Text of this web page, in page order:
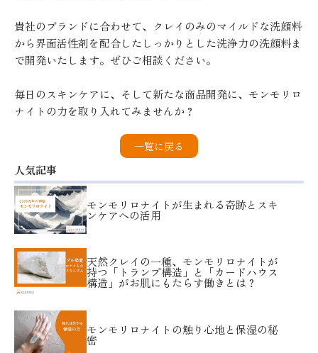
貴社のブランドに合わせて、クレイのみのマイルドな洗顔料
から界面活性剤を配合したしっかりとした洗浄力の洗顔料ま
で開発いたします。ぜひご相談ください。
毎日のスキンケアに、そして新たな商品開発に、モンモリロ
ナイトの力を取り入れてみませんか？
一覧に戻る
人気記事
モンモリロナイトが生まれる奇跡とスキ
ンケアへの活用
天然クレイの一種、モンモリロナイトが
持つ「トランプ構造」と「カードハウス
構造」がお肌にもたらす働きとは？
モンモリロナイトの触り心地と保湿の秘
密